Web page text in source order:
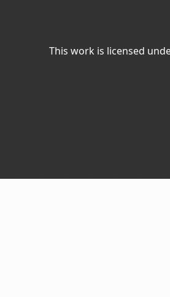
This work is licensed